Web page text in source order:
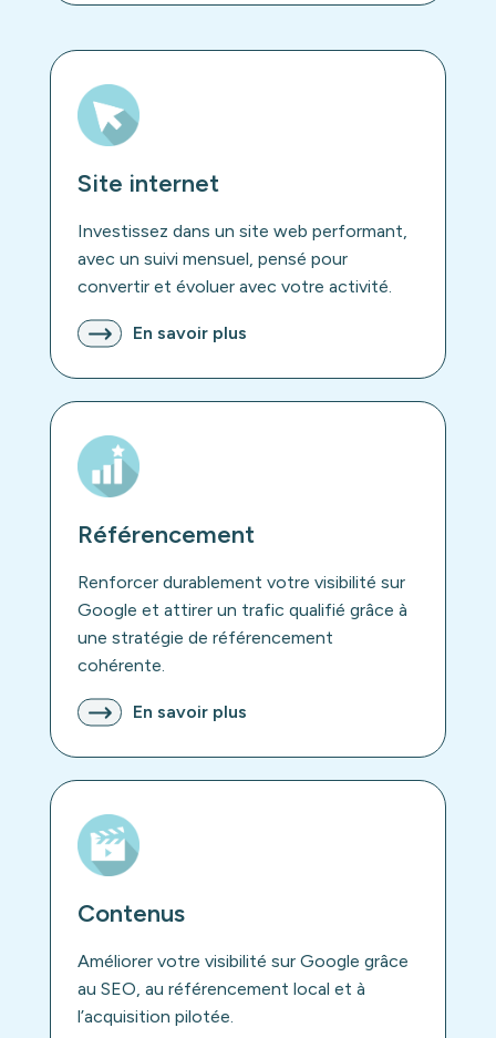
Site internet
Investissez dans un site web performant,
avec un suivi mensuel, pensé pour
convertir et évoluer avec votre activité.
En savoir plus
Référencement
Renforcer durablement votre visibilité sur
Google et attirer un trafic qualifié grâce à
une stratégie de référencement
cohérente.
En savoir plus
Contenus
Améliorer votre visibilité sur Google grâce
au SEO, au référencement local et à
l’acquisition pilotée.